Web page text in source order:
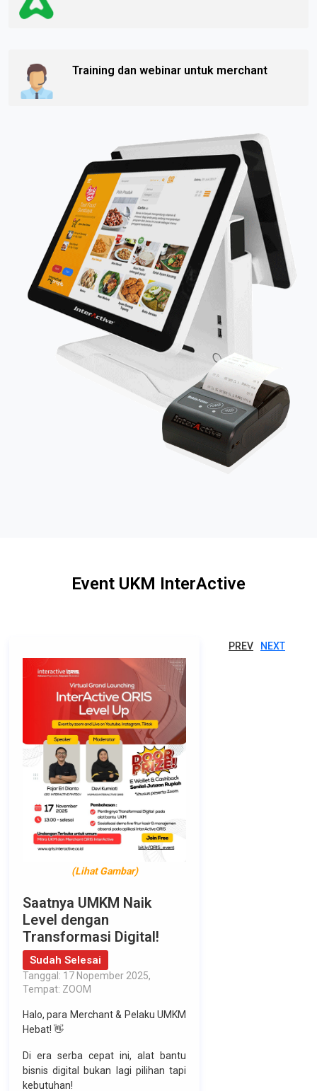
Training dan webinar untuk merchant
Event UKM InterActive
PREV NEXT
(Lihat Gambar)
Saatnya UMKM Naik
Level dengan
Transformasi Digital!
Sudah Selesai
Tanggal: 17 Nopember 2025,
Tempat: ZOOM
Halo, para Merchant & Pelaku UMKM
Hebat! 👋
Di era serba cepat ini, alat bantu
bisnis digital bukan lagi pilihan tapi
kebutuhan!